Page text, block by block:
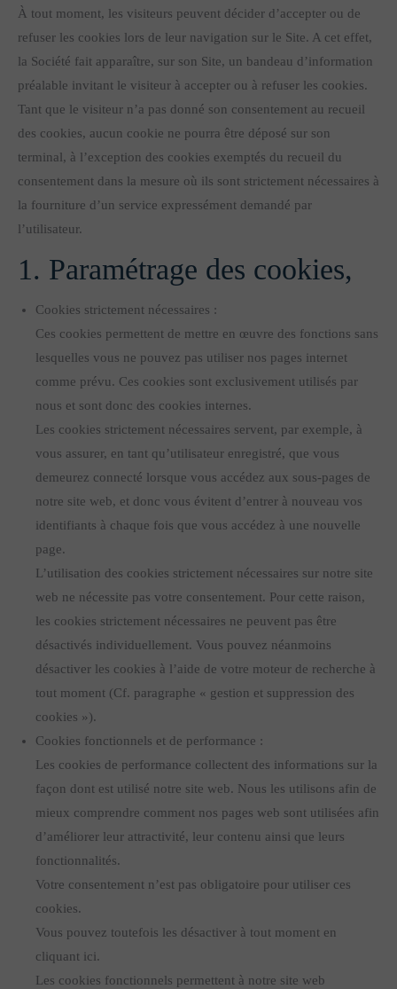
À tout moment, les visiteurs peuvent décider d’accepter ou de
refuser les cookies lors de leur navigation sur le Site. A cet effet,
la Société fait apparaître, sur son Site, un bandeau d’information
préalable invitant le visiteur à accepter ou à refuser les cookies.
Tant que le visiteur n’a pas donné son consentement au recueil
des cookies, aucun cookie ne pourra être déposé sur son
terminal, à l’exception des cookies exemptés du recueil du
consentement dans la mesure où ils sont strictement nécessaires à
la fourniture d’un service expressément demandé par
l’utilisateur.
1. Paramétrage des cookies,
Cookies strictement nécessaires :
Ces cookies permettent de mettre en œuvre des fonctions sans
lesquelles vous ne pouvez pas utiliser nos pages internet
comme prévu. Ces cookies sont exclusivement utilisés par
nous et sont donc des cookies internes.
Les cookies strictement nécessaires servent, par exemple, à
vous assurer, en tant qu’utilisateur enregistré, que vous
demeurez connecté lorsque vous accédez aux sous-pages de
notre site web, et donc vous évitent d’entrer à nouveau vos
identifiants à chaque fois que vous accédez à une nouvelle
page.
L’utilisation des cookies strictement nécessaires sur notre site
web ne nécessite pas votre consentement. Pour cette raison,
les cookies strictement nécessaires ne peuvent pas être
désactivés individuellement. Vous pouvez néanmoins
désactiver les cookies à l’aide de votre moteur de recherche à
tout moment (Cf. paragraphe « gestion et suppression des
cookies »).
Cookies fonctionnels et de performance :
Les cookies de performance collectent des informations sur la
façon dont est utilisé notre site web. Nous les utilisons afin de
mieux comprendre comment nos pages web sont utilisées afin
d’améliorer leur attractivité, leur contenu ainsi que leurs
fonctionnalités.
Votre consentement n’est pas obligatoire pour utiliser ces
cookies.
Vous pouvez toutefois les désactiver à tout moment en
cliquant ici.
Les cookies fonctionnels permettent à notre site web